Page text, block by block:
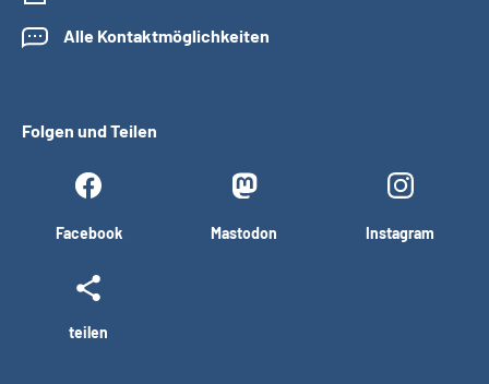
Alle Kontaktmöglichkeiten
Folgen und Teilen
Facebook Mastodon Instagram
teilen